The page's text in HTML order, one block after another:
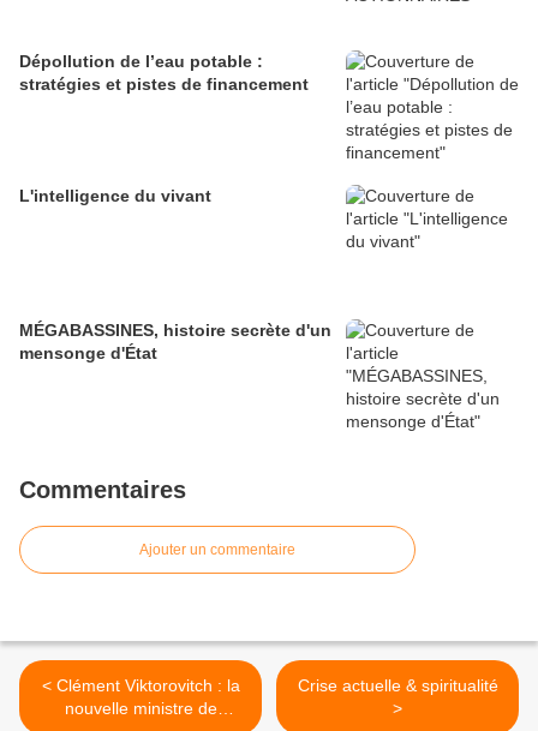
Dépollution de l’eau potable :
stratégies et pistes de financement
L'intelligence du vivant
MÉGABASSINES, histoire secrète d'un
mensonge d'État
Commentaires
Ajouter un commentaire
< Clément Viktorovitch : la
nouvelle ministre de
Crise actuelle & spiritualité
>